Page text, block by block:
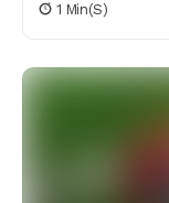
1 Min(s)